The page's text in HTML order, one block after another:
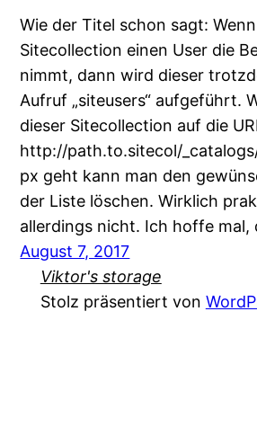
Wie der Titel schon sagt:
Sitecollection einen User die
nimmt, dann wird dieser
Aufruf „siteusers“ aufgeführt.
dieser Sitecollection auf die
http://path.to.sitecol/
px geht kann man den
der Liste löschen. Wirklich
allerdings nicht. Ich hoffe
August 7, 2017
Viktor's storage
Stolz präsentiert von